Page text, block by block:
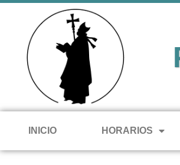
INICIO HORARIOS